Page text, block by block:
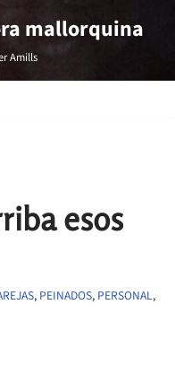
mallorquina
Amills
esos
, PEINADOS, PERSONAL,